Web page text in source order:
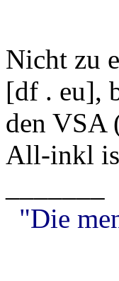
Nicht zu
[df . eu],
den VSA
All-inkl
"Die